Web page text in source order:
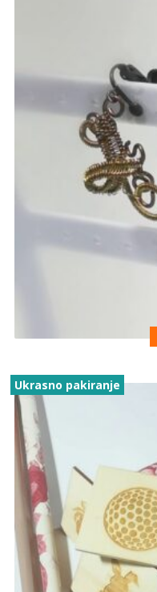
Ukrasno pakiranje